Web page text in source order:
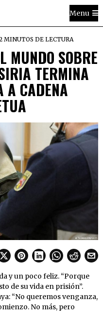
Menu
MINUTOS DE LECTURA
MUNDO SOBRE
TERMINA
A CADENA
y un poco feliz. “Porque
de su vida en prisión”.
“No queremos venganza,
No más, pero